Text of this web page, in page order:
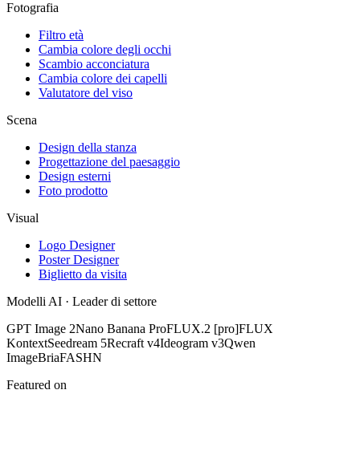
Fotografia
Filtro età
Cambia colore degli occhi
Scambio acconciatura
Cambia colore dei capelli
Valutatore del viso
Scena
Design della stanza
Progettazione del paesaggio
Design esterni
Foto prodotto
Visual
Logo Designer
Poster Designer
Biglietto da visita
Modelli AI · Leader di settore
GPT Image 2Nano Banana ProFLUX.2 [pro]FLUX
KontextSeedream 5Recraft v4Ideogram v3Qwen
ImageBriaFASHN
Featured on